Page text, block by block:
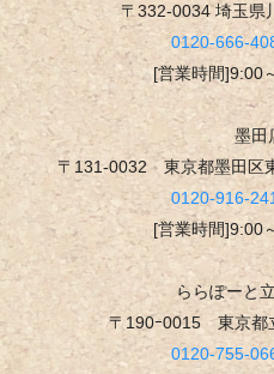
〒332-0034 埼玉
0120-666-
[営業時間]9:00～
墨
〒131-0032 東京都墨田区
0120-916-
[営業時間]9:00～
ららぽーと
〒190ｰ0015 東京都
0120-755-